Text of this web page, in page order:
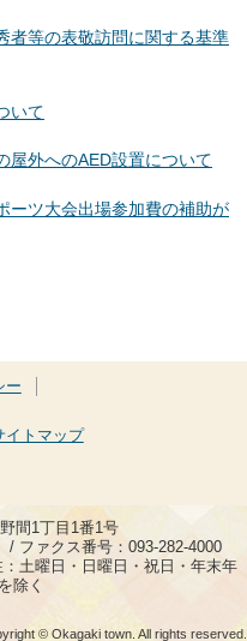
者等の表敬訪問に関する基準
いて
屋外へのAED設置について
ーツ大会出場参加費の補助が
ー
イトマップ
間1丁目1番1号
/ ファクス番号：093-282-4000
土曜日・日曜日・祝日・年末年
除く
© Okagaki town. All rights reserved.